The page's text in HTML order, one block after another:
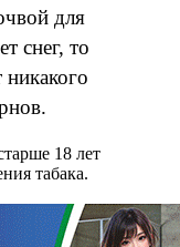
для
снег, то
никакого
18 лет
табака.